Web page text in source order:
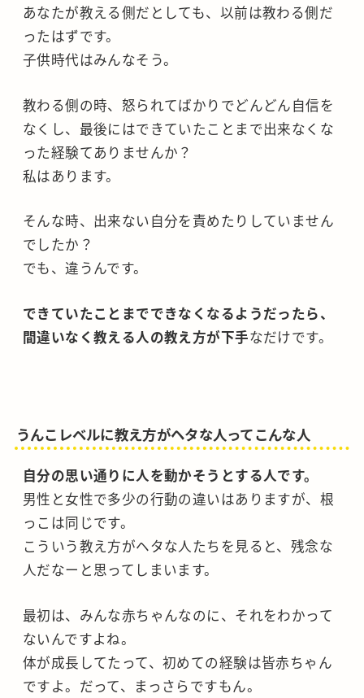
あなたが教える側だとしても、以前は教わる側だ
ったはずです。
子供時代はみんなそう。
教わる側の時、怒られてばかりでどんどん自信を
なくし、最後にはできていたことまで出来なくな
った経験てありませんか？
私はあります。
そんな時、出来ない自分を責めたりしていません
でしたか？
でも、違うんです。
できていたことまでできなくなるようだったら、
間違いなく教える人の教え方が下手なだけです。
うんこレベルに教え方がヘタな人ってこんな人
自分の思い通りに人を動かそうとする人です。
男性と女性で多少の行動の違いはありますが、根
っこは同じです。
こういう教え方がヘタな人たちを見ると、残念な
人だなーと思ってしまいます。
最初は、みんな赤ちゃんなのに、それをわかって
ないんですよね。
体が成長してたって、初めての経験は皆赤ちゃん
ですよ。だって、まっさらですもん。